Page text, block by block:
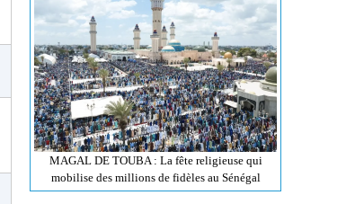
MAGAL DE TOUBA : La fête religieuse qui
mobilise des millions de fidèles au Sénégal